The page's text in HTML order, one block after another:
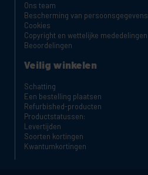
Ons team
Bescherming van persoonsgegevens
Cookies
Copyright en wettelijke mededelingen
Beoordelingen
Veilig winkelen
Schatting
Een bestelling plaatsen
Refurbished-producten
Productstatussen:
Levertijden
Soorten kortingen
Kwantumkortingen